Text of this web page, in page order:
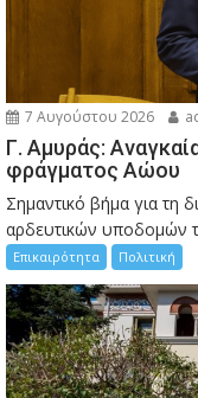
7 Αυγούστου 2026
Γ. Αμυράς:
φράγματος Αώου
Σημαντικό βήμα για τη
αρδευτικών υποδομών
Επικαιρότητα Πολιτική